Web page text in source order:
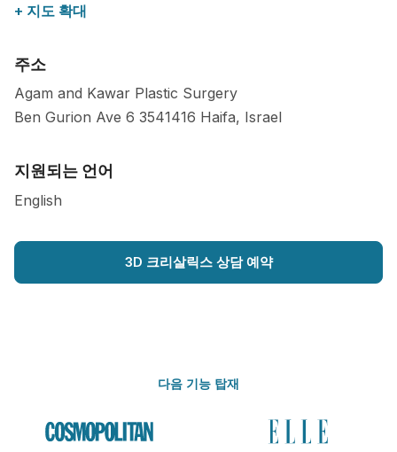
+ 지도 확대
주소
Agam and Kawar Plastic Surgery
Ben Gurion Ave 6 3541416 Haifa, Israel
지원되는 언어
English
3D 크리살릭스 상담 예약
다음 기능 탑재